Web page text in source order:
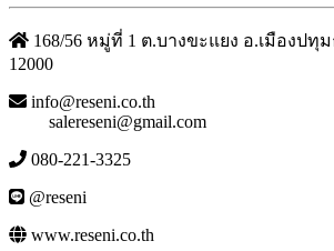
168/56 หมู่ที่ 1 ต.บางขะแยง อ.เมืองป
12000
info@reseni.co.th
salereseni@gmail.com
080-221-3325
@reseni
www.reseni.co.th